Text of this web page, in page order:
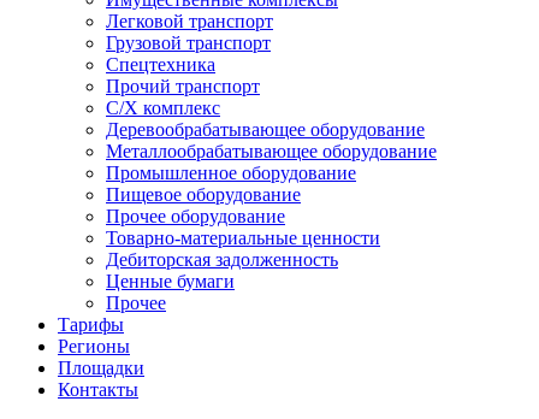
Легковой транспорт
Грузовой транспорт
Спецтехника
Прочий транспорт
С/Х комплекс
Деревообрабатывающее оборудование
Металлообрабатывающее оборудование
Промышленное оборудование
Пищевое оборудование
Прочее оборудование
Товарно-материальные ценности
Дебиторская задолженность
Ценные бумаги
Прочее
Тарифы
Регионы
Площадки
Контакты